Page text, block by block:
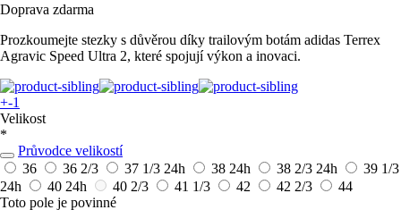
Doprava zdarma
Prozkoumejte stezky s důvěrou díky trailovým botám adidas Terrex
Agravic Speed Ultra 2, které spojují výkon a inovaci.
+-1
Velikost
*
Průvodce velikostí
36
36 2/3 37 1/3 24h 38 24h 38 2/3 24h
39 1/3
24h
40 24h 40 2/3 41 1/3 42 42 2/3
44
Toto pole je povinné